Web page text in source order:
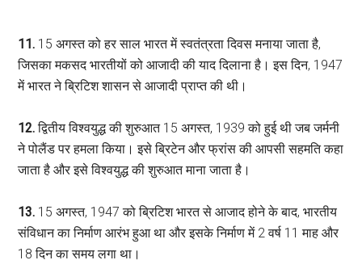
11. 15 अगस्त को हर साल भारत में स्वतंत्रता दिवस मनाया जाता है,
जिसका मकसद भारतीयों को आजादी की याद दिलाना है। इस दिन, 1947
में भारत ने ब्रिटिश शासन से आजादी प्राप्त की थी।
12.द्वितीय विश्वयुद्ध की शुरुआत 15 अगस्त, 1939 को हुई थी जब जर्मनी
ने पोलैंड पर हमला किया। इसे ब्रिटेन और फ्रांस की आपसी सहमति कहा
जाता है और इसे विश्वयुद्ध की शुरुआत माना जाता है।
13. 15 अगस्त, 1947 को ब्रिटिश भारत से आजाद होने के बाद, भारतीय
संविधान का निर्माण आरंभ हुआ था और इसके निर्माण में 2 वर्ष 11 माह और
18 दिन का समय लगा था।